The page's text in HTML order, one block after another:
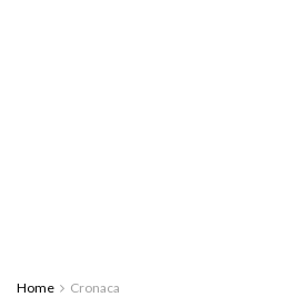
Home Cronaca